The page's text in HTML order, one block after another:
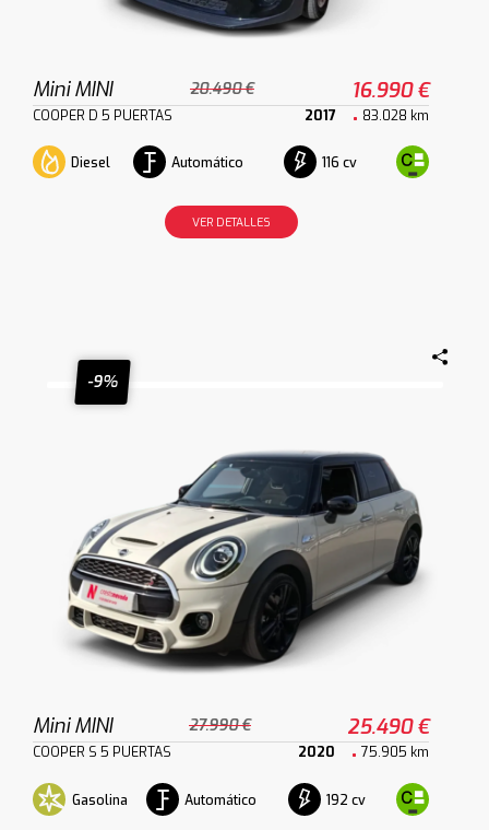
Mini MINI 20.490 € 16.990 €
COOPER D 5 PUERTAS 2017 83.028 km
Diesel Automático 116 cv
VER DETALLES
-9%
Mini MINI 27.990 € 25.490 €
COOPER S 5 PUERTAS 2020 75.905 km
Gasolina Automático 192 cv